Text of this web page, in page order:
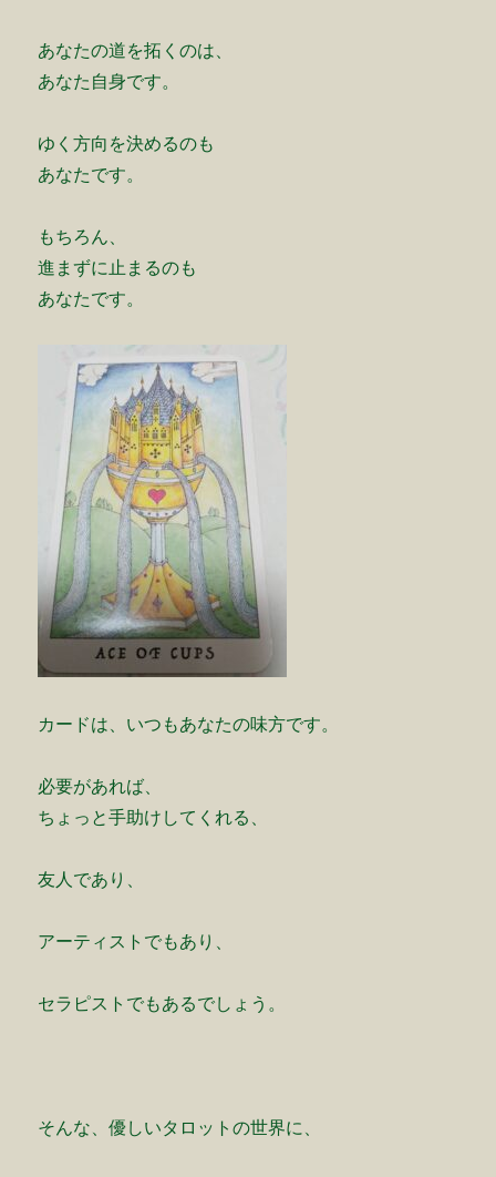
あなたの道を拓くのは、
あなた自身です。
ゆく方向を決めるのも
あなたです。
もちろん、
進まずに止まるのも
あなたです。
カードは、いつもあなたの味方です。
必要があれば、
ちょっと手助けしてくれる、
友人であり、
アーティストでもあり、
セラピストでもあるでしょう。
そんな、優しいタロットの世界に、